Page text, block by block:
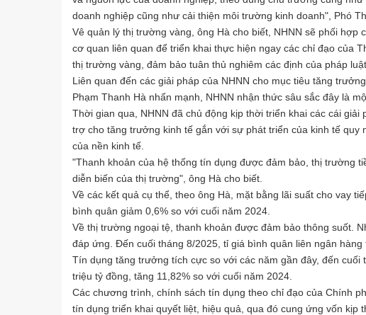
doanh nghiệp cũng như cải thiện môi trường kinh doanh", Phó
Vê quản lý thị trường vàng, ông Hà cho biết, NHNN sẽ phối hợp
cơ quan liên quan để triển khai thực hiện ngay các chỉ đạo của
thị trường vàng, đảm bảo tuân thủ nghiêm các định của pháp luật.
Liên quan đến các giải pháp của NHNN cho mục tiêu tăng
Phạm Thanh Hà nhấn mạnh, NHNN nhận thức sâu sắc đây là
Thời gian qua, NHNN đã chủ động kịp thời triển khai các cái
trợ cho tăng trưởng kinh tế gắn với sự phát triển của kinh tế quy
của nền kinh tế.
"Thanh khoản của hệ thống tín dụng được đảm bảo, thị trường
diễn biến của thị trường", ông Hà cho biết.
Về các kết quả cụ thể, theo ông Hà, mặt bằng lãi suất cho vay
bình quân giảm 0,6% so với cuối năm 2024.
Về thị trường ngoại tệ, thanh khoản được đảm bảo thông suốt.
đáp ứng. Đến cuối tháng 8/2025, tỉ giá bình quân liên ngân
Tín dụng tăng trưởng tích cực so với các năm gần đây, đến
triệu tỷ đồng, tăng 11,82% so với cuối năm 2024.
Các chương trình, chính sách tín dụng theo chỉ đạo của Chính
tín dụng triển khai quyết liệt, hiệu quả, qua đó cung ứng vốn